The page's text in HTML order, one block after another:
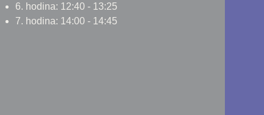
6. hodina: 12:40 - 13:25
7. hodina: 14:00 - 14:45